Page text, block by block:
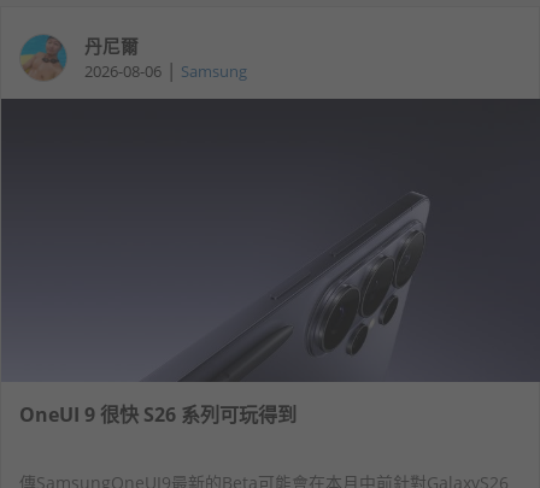
丹尼爾
2026-08-06 | Samsung
OneUI 9 很快 S26 系列可玩得到
傳SamsungOneUI9最新的Beta可能會在本月中前針對GalaxyS26